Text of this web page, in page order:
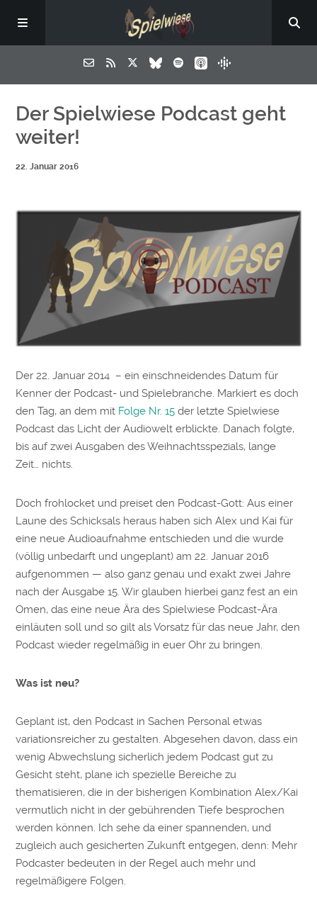
Der Spielwiese Podcast geht
weiter!
22. Januar 2016
Der 22. Januar 2014 – ein einschneidendes Datum für
Kenner der Podcast- und Spielebranche. Markiert es doch
den Tag, an dem mit Folge Nr. 15 der letzte Spielwiese
Podcast das Licht der Audiowelt erblickte. Danach folgte,
bis auf zwei Ausgaben des Weihnachtsspezials, lange
Zeit… nichts.
Doch frohlocket und preiset den Podcast-Gott: Aus einer
Laune des Schicksals heraus haben sich Alex und Kai für
eine neue Audioaufnahme entschieden und die wurde
(völlig unbedarft und ungeplant) am 22. Januar 2016
aufgenommen — also ganz genau und exakt zwei Jahre
nach der Ausgabe 15. Wir glauben hierbei ganz fest an ein
Omen, das eine neue Ära des Spielwiese Podcast-Ära
einläuten soll und so gilt als Vorsatz für das neue Jahr, den
Podcast wieder regelmäßig in euer Ohr zu bringen.
Was ist neu?
Geplant ist, den Podcast in Sachen Personal etwas
variationsreicher zu gestalten. Abgesehen davon, dass ein
wenig Abwechslung sicherlich jedem Podcast gut zu
Gesicht steht, plane ich spezielle Bereiche zu
thematisieren, die in der bisherigen Kombination Alex/Kai
vermutlich nicht in der gebührenden Tiefe besprochen
werden können. Ich sehe da einer spannenden, und
zugleich auch gesicherten Zukunft entgegen, denn: Mehr
Podcaster bedeuten in der Regel auch mehr und
regelmäßigere Folgen.